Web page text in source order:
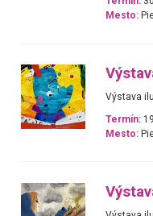
Mesto:
Výstava
Termín:
Mesto: